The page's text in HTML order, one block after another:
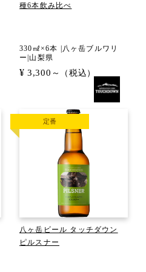
種6本飲み比べ
330㎖×6本 |八ヶ岳ブルワリ
ー|山梨県
¥ 3,300 ～（税込）
定番
八ヶ岳ビール タッチダウン
ピルスナー